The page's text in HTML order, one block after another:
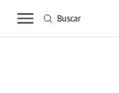
Buscar